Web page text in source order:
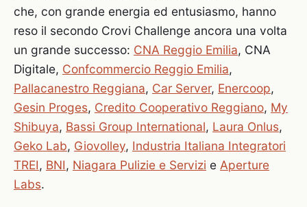
che, con grande energia ed entusiasmo, hanno
reso il secondo Crovi Challenge ancora una volta
un grande successo: CNA Reggio Emilia, CNA
Digitale, Confcommercio Reggio Emilia,
Pallacanestro Reggiana, Car Server, Enercoop,
Gesin Proges, Credito Cooperativo Reggiano, My
Shibuya, Bassi Group International, Laura Onlus,
Geko Lab, Giovolley, Industria Italiana Integratori
TREI, BNI, Niagara Pulizie e Servizi e Aperture
Labs.